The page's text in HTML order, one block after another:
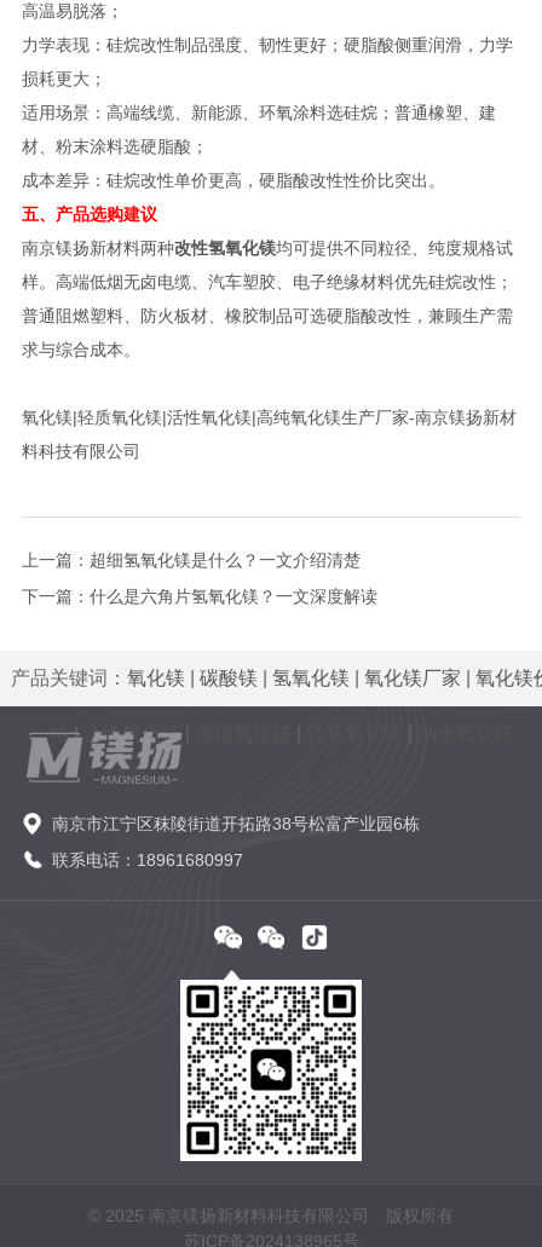
高温易脱落；
力学表现：硅烷改性制品强度、韧性更好；硬脂酸侧重润滑，力学
损耗更大；
适用场景：高端线缆、新能源、环氧涂料选硅烷；普通橡塑、建
材、粉末涂料选硬脂酸；
成本差异：硅烷改性单价更高，硬脂酸改性性价比突出。
五、产品选购建议
南京镁扬新材料两种改性氢氧化镁均可提供不同粒径、纯度规格试
样。高端低烟无卤电缆、汽车塑胶、电子绝缘材料优先硅烷改性；
普通阻燃塑料、防火板材、橡胶制品可选硬脂酸改性，兼顾生产需
求与综合成本。
氧化镁|轻质氧化镁|活性氧化镁|高纯氧化镁生产厂家-南京镁扬新材
料科技有限公司
上一篇： 超细氢氧化镁是什么？一文介绍清楚
下一篇： 什么是六角片氢氧化镁？一文深度解读
产品关键词： 氧化镁 碳酸镁 氢氧化镁 氧化镁厂家 氧化镁
格| 活性氧化镁|
南京市江宁区秣陵街道开拓路38号松富产业园6栋
联系电话：18961680997
© 2025 南京镁扬新材料科技有限公司 版权所有
苏ICP备2024138965号